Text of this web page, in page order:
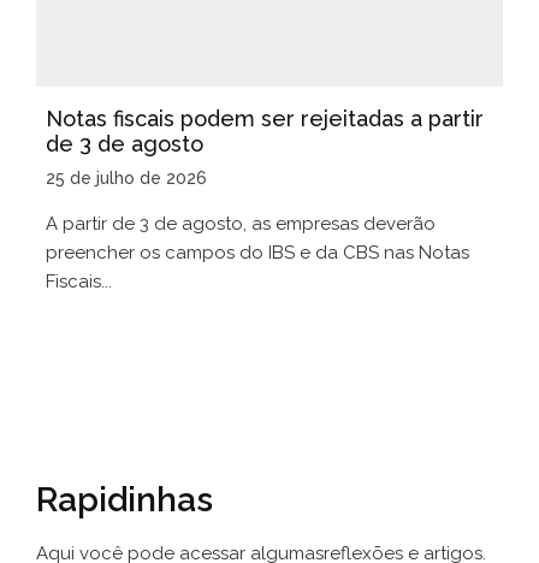
Notas fiscais podem ser rejeitadas a partir
de 3 de agosto
25 de julho de 2026
A partir de 3 de agosto, as empresas deverão
preencher os campos do IBS e da CBS nas Notas
Fiscais...
Rapidinhas
Aqui você pode acessar algumasreflexões e artigos.